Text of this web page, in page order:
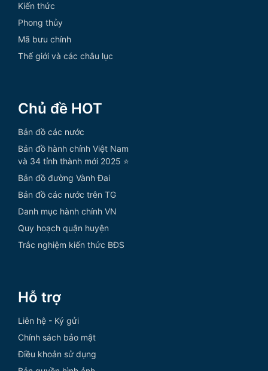
Kiến thức
Phong thủy
Mã bưu chính
Thế giới và các châu lục
Chủ đề HOT
Bản đồ các nước
Bản đồ hành chính Việt Nam
và 34 tỉnh thành mới 2025 ⭐
Bản đồ đường Vành Đai
Bản đồ các nước trên TG
Danh mục hành chính VN
Quy hoạch quận huyện
Trắc nghiệm kiến thức BĐS
Hỗ trợ
Liên hệ - Ký gửi
Chính sách bảo mật
Điều khoản sử dụng